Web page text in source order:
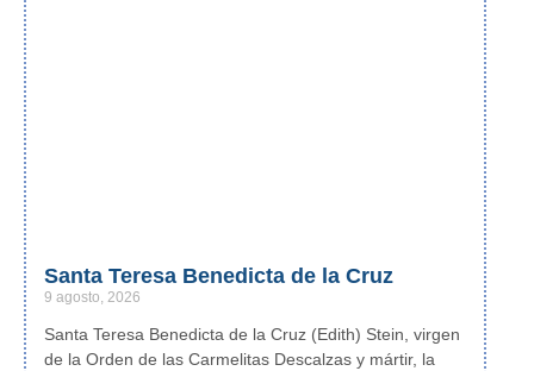
Santa Teresa Benedicta de la Cruz
9 agosto, 2026
Santa Teresa Benedicta de la Cruz (Edith) Stein, virgen
de la Orden de las Carmelitas Descalzas y mártir, la